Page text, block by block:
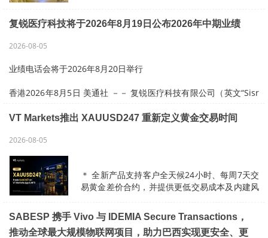
称“EPS”）的10艘新造LR2型成品油轮
。该批油轮由EPS委托长宏国际和广船国际两大
复锐医疗科技将于2026年8月19日公布2026年中期业绩
2026-08-05
业绩电话会将于2026年8月20日举行
香港2026年8月5日 美通社 －－ 复锐医疗科技有限公司（英文“Sisr
”，股票代码：1696.HK），一家全球化的美丽健康集团，致力于以
VT Markets推出 XAUUSD247 重新定义黄金交易时间
2026-08-05
＊ 全新产品支持客户全天候24小时、每周7天交
易黄金差价合约，并提供更低交易成本及内建风
全球多资产经纪商VT Markets
《https：www.vtmarkets.com…
SABESP 携手 Vivo 与 IDEMIA Secure Transactions，
推动全球最大规模物联网项目，助力巴西实现更安全、更